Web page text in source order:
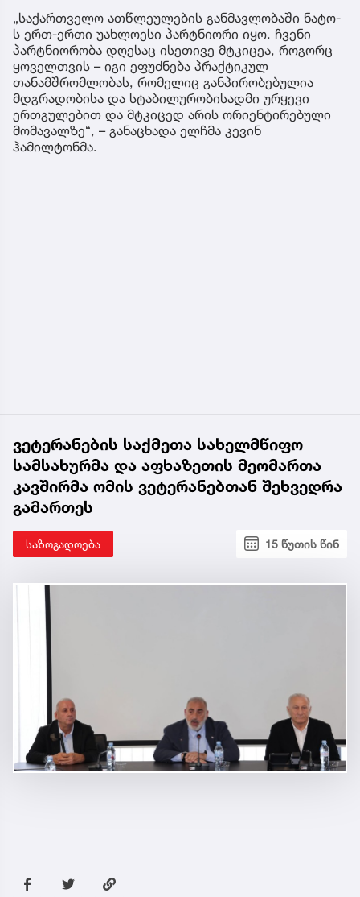
„საქართველო ათწლეულების განმავლობაში ნატო-
ს ერთ-ერთი უახლოესი პარტნიორი იყო. ჩვენი
პარტნიორობა დღესაც ისეთივე მტკიცეა, როგორც
ყოველთვის – იგი ეფუძნება პრაქტიკულ
თანამშრომლობას, რომელიც განპირობებულია
მდგრადობისა და სტაბილურობისადმი ურყევი
ერთგულებით და მტკიცედ არის ორიენტირებული
მომავალზე“, – განაცხადა ელჩმა კევინ
ჰამილტონმა.
ვეტერანების საქმეთა სახელმწიფო
სამსახურმა და აფხაზეთის მეომართა
კავშირმა ომის ვეტერანებთან შეხვედრა
გამართეს
საზოგადოება 15 წუთის წინ